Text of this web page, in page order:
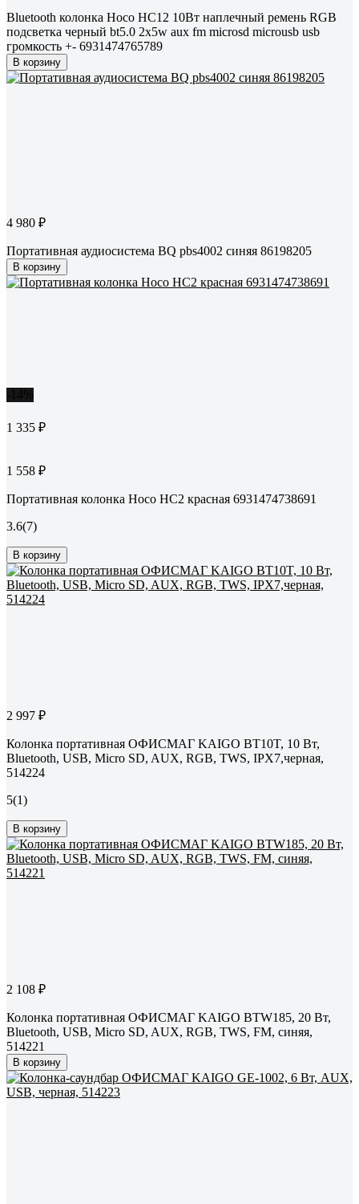
Bluetooth колонка Hoco HC12 10Вт наплечный ремень RGB
подсветка черный bt5.0 2x5w aux fm microsd microusb usb
громкость +- 6931474765789
В корзину
4 980 ₽
Портативная аудиосистема BQ pbs4002 синяя 86198205
В корзину
1 335 ₽
1 558 ₽
Портативная колонка Hoco HC2 красная 6931474738691
3.6(7)
В корзину
2 997 ₽
Колонка портативная ОФИСМАГ KAIGO BT10T, 10 Вт,
Bluetooth, USB, Micro SD, AUX, RGB, TWS, IPX7,черная,
514224
5(1)
В корзину
2 108 ₽
Колонка портативная ОФИСМАГ KAIGO BTW185, 20 Вт,
Bluetooth, USB, Micro SD, AUX, RGB, TWS, FM, синяя,
514221
В корзину